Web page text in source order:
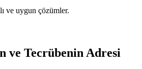
ve uygun çözümler.
ve Tecrübenin Adresi